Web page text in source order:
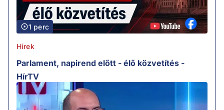
1 perc
Hírek
Parlament, napirend előtt - élő közvetítés -
HírTV